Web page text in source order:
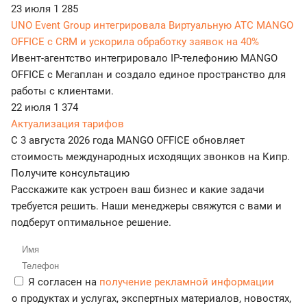
23 июля 1 285
UNO Event Group интегрировала Виртуальную АТС MANGO
OFFICE с CRM и ускорила обработку заявок на 40%
Ивент-агентство интегрировало IP-телефонию MANGO
OFFICE с Мегаплан и создало единое пространство для
работы с клиентами.
22 июля 1 374
Актуализация тарифов
С 3 августа 2026 года MANGO OFFICE обновляет
стоимость международных исходящих звонков на Кипр.
Получите консультацию
Расскажите как устроен ваш бизнес и какие задачи
требуется решить. Наши менеджеры свяжутся с вами и
подберут оптимальное решение.
Я согласен на получение рекламной информации
о продуктах и услугах, экспертных материалов, новостях,